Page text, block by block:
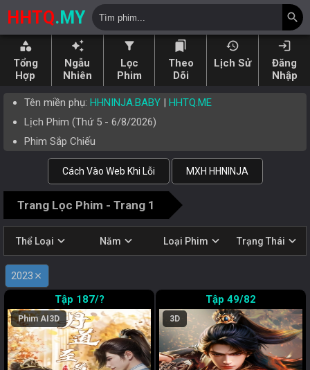
HHTQ.MY search
category
Tổng
Hợp
auto_awesome
Ngẫu
Nhiên
filter_alt
Lọc
Phim
bookmarks
Theo
Dõi
history
Lịch Sử
login
Đăng
Nhập
Tên miền phụ: HHNINJA.BABY | HHTQ.ME
Lịch Phim (Thứ 5 - 6/8/2026)
Phim Sắp Chiếu
Cách Vào Web Khi Lỗi MXH HHNINJA
Trang Lọc Phim - Trang 1
Thể Loại expand_more Năm expand_more Loại Phim expand_more Trạng Thái expand_more
2023 close
187/?
Phim AI 3D
49/82
3D